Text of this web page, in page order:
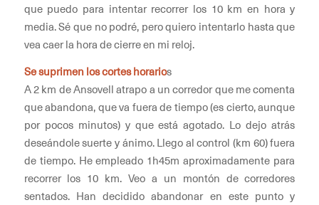
que puedo para intentar recorrer los 10 km en hora y
media. Sé que no podré, pero quiero intentarlo hasta que
vea caer la hora de cierre en mi reloj.
Se suprimen los cortes horarios
A 2 km de Ansovell atrapo a un corredor que me comenta
que abandona, que va fuera de tiempo (es cierto, aunque
por pocos minutos) y que está agotado. Lo dejo atrás
deseándole suerte y ánimo. Llego al control (km 60) fuera
de tiempo. He empleado 1h45m aproximadamente para
recorrer los 10 km. Veo a un montón de corredores
sentados. Han decidido abandonar en este punto y